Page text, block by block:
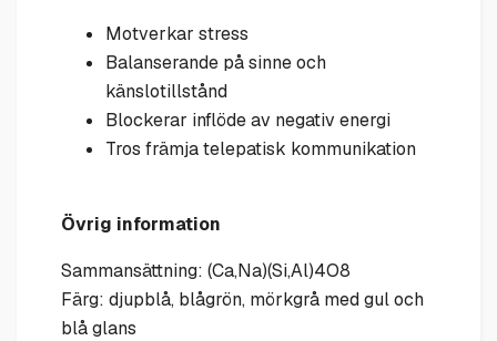
Motverkar stress
Balanserande på sinne och
känslotillstånd
Blockerar inflöde av negativ energi
Tros främja telepatisk kommunikation
Övrig information
Sammansättning: (Ca,Na)(Si,Al)4O8
Färg: djupblå, blågrön, mörkgrå med gul och
blå glans